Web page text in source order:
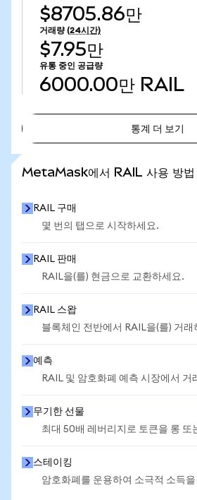
$8705.86만
거래량 (24시간)
$7.95만
유통 중인 공급량
6000.00만 RAIL
통계 더 보기
MetaMask에서 RAIL 사용 방법
RAIL 구매
몇 번의 탭으로 시작하세요.
RAIL 판매
RAIL을(를) 현금으로 교환하세요.
RAIL 스왑
블록체인 전반에서 RAIL을(를) 거래
예측
RAIL 및 암호화폐 예측 시장에서 거
무기한 선물
최대 50배 레버리지로 토큰을 롱 또
스테이킹
암호화폐를 운용하여 소극적 소득